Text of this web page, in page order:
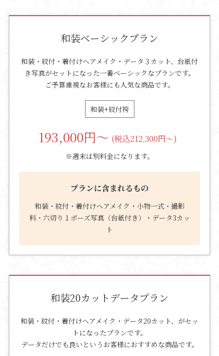
和装ベーシックプラン
和装・紋付・着付けヘアメイク・データ３カット、台紙付
き写真がセットになった一番ベーシックなプランです。
ご予算重視なお客様にも人気な商品です。
和装+紋付袴
193,000円～ (税込212,300円～)
※週末は別料金になります。
プランに含まれるもの
和装・紋付・着付けヘアメイク・小物一式・撮影
料・六切り１ポーズ写真（台紙付き）・データ3カッ
ト
和装20カットデータプラン
和装・紋付・着付けヘアメイク・データ20カット、がセッ
トになったプランです。
データだけでも良いというお客様におすすめな商品です。